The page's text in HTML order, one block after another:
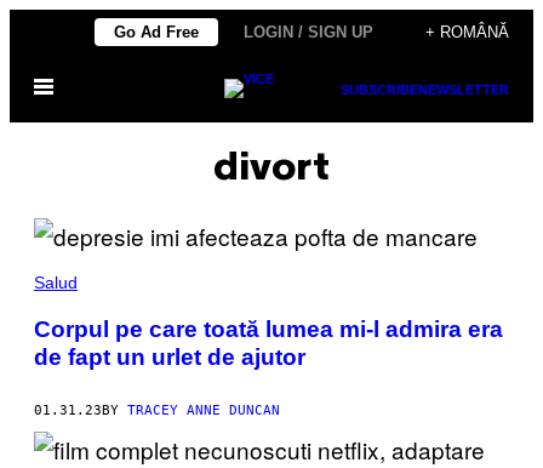
content
Go Ad Free LOGIN / SIGN UP + ROMÂNĂ
Open
SUBSCRIBENEWSLETTER
divort
Salud
Corpul pe care toată lumea mi-l admira era
de fapt un urlet de ajutor
01.31.23 BY TRACEY ANNE DUNCAN